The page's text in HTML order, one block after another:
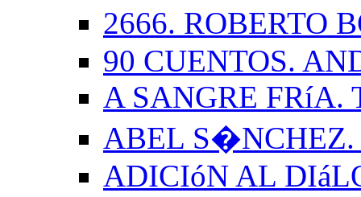
2666. ROBERTO
90 CUENTOS.
A SANGRE FRíA.
ABEL
ADICIóN AL